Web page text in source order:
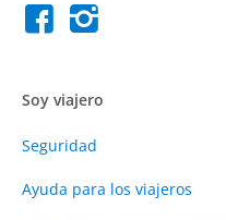
Soy viajero
Seguridad
Ayuda para los viajeros